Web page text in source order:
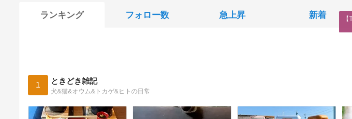
ランキング フォロー数 急上昇 新着
1 ときどき雑記
犬&猫&オウム&トカゲ&ヒトの日常